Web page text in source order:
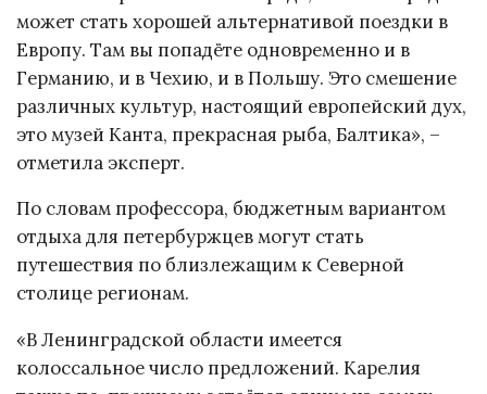
может стать хорошей альтернативой поездки в
Европу. Там вы попадёте одновременно и в
Германию, и в Чехию, и в Польшу. Это смешение
различных культур, настоящий европейский дух,
это музей Канта, прекрасная рыба, Балтика», –
отметила эксперт.
По словам профессора, бюджетным вариантом
отдыха для петербуржцев могут стать
путешествия по близлежащим к Северной
столице регионам.
«В Ленинградской области имеется
колоссальное число предложений. Карелия